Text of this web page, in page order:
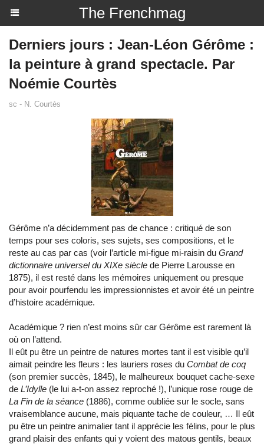
The Frenchmag
Derniers jours : Jean-Léon Gérôme :
la peinture à grand spectacle. Par
Noémie Courtès
sc - N. Courtès
Gérôme n’a décidemment pas de chance : critiqué de son
temps pour ses coloris, ses sujets, ses compositions, et le
reste au cas par cas (voir l’article mi-figue mi-raisin du Grand
dictionnaire universel du XIXe siècle de Pierre Larousse en
1875), il est resté dans les mémoires uniquement ou presque
pour avoir pourfendu les impressionnistes et avoir été un peintre
d’histoire académique.
Académique ? rien n’est moins sûr car Gérôme est rarement là
où on l’attend.
Il eût pu être un peintre de natures mortes tant il est visible qu’il
aimait peindre les fleurs : les lauriers roses du Combat de coq
(son premier succès, 1845), le malheureux bouquet cache-sexe
de L’Idylle (le lui a-t-on assez reproché !), l’unique rose rouge de
La Fin de la séance (1886), comme oubliée sur le socle, sans
vraisemblance aucune, mais piquante tache de couleur, … Il eût
pu être un peintre animalier tant il apprécie les félins, pour le plus
grand plaisir des enfants qui y voient des matous gentils, beaux